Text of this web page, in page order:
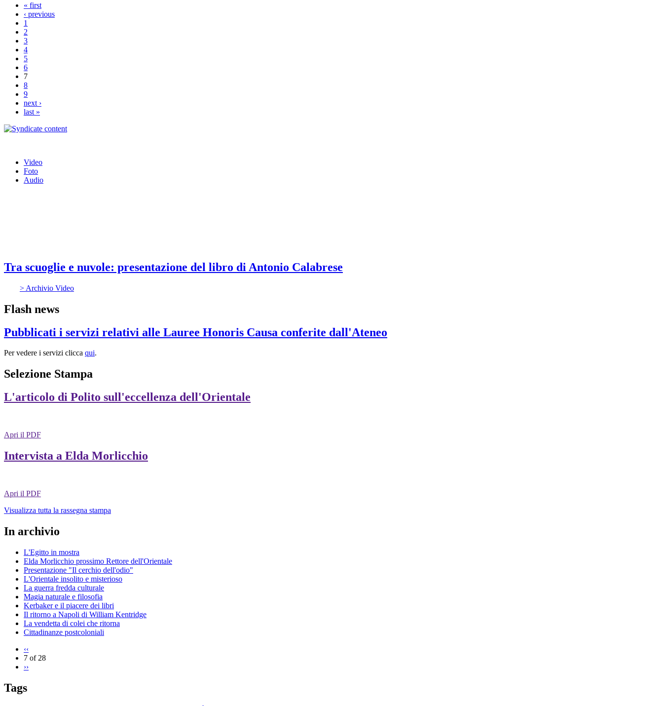
« first
‹ previous
1
2
3
4
5
6
7
8
9
next ›
last »
Video
Foto
Audio
Tra scuoglie e nuvole: presentazione del libro di Antonio Calabrese
> Archivio Video
Flash news
Pubblicati i servizi relativi alle Lauree Honoris Causa conferite dall'Ateneo
Per vedere i servizi clicca qui.
Selezione Stampa
L'articolo di Polito sull'eccellenza dell'Orientale
Apri il PDF
Intervista a Elda Morlicchio
Apri il PDF
Visualizza tutta la rassegna stampa
In archivio
L'Egitto in mostra
Elda Morlicchio prossimo Rettore dell'Orientale
Presentazione "Il cerchio dell'odio"
L'Orientale insolito e misterioso
La guerra fredda culturale
Magia naturale e filosofia
Kerbaker e il piacere dei libri
Il ritorno a Napoli di William Kentridge
La vendetta di colei che ritorna
Cittadinanze postcoloniali
‹‹
7 of 28
››
Tags